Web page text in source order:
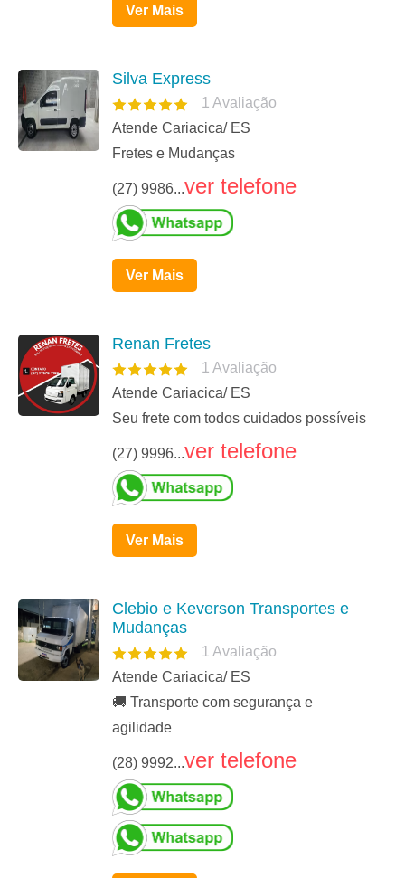
Ver Mais
Silva Express
1 Avaliação
Atende Cariacica/ ES
Fretes e Mudanças
(27) 9986...ver telefone
Ver Mais
Renan Fretes
1 Avaliação
Atende Cariacica/ ES
Seu frete com todos cuidados possíveis
(27) 9996...ver telefone
Ver Mais
Clebio e Keverson Transportes e
Mudanças
1 Avaliação
Atende Cariacica/ ES
🚚 Transporte com segurança e
agilidade
(28) 9992...ver telefone